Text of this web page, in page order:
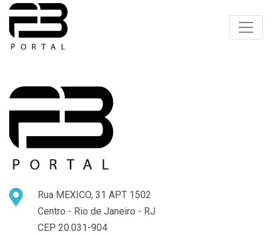
Rua MEXICO, 31 APT 1502
Centro - Rio de Janeiro - RJ
CEP 20.031-904